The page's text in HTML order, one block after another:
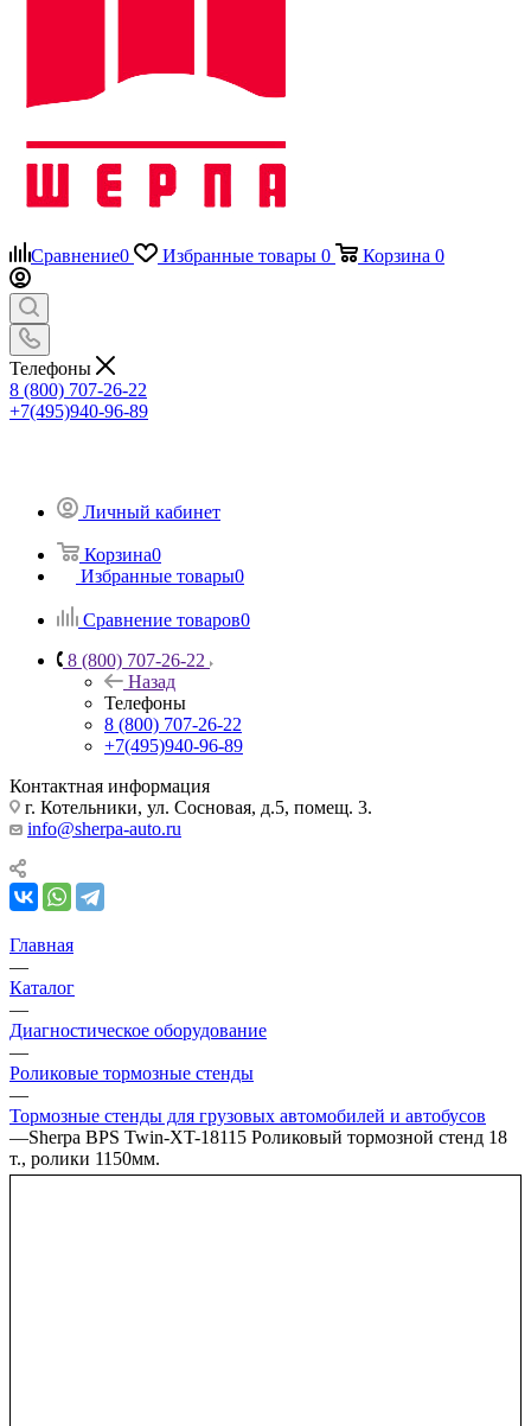
Сравнение0 Избранные товары 0 Корзина 0
Телефоны
8 (800) 707-26-22
+7(495)940-96-89
Личный кабинет
Корзина0
Избранные товары0
Сравнение товаров0
8 (800) 707-26-22
Назад
Телефоны
8 (800) 707-26-22
+7(495)940-96-89
Контактная информация
г. Котельники, ул. Сосновая, д.5, помещ. 3.
info@sherpa-auto.ru
Главная
—
Каталог
—
Диагностическое оборудование
—
Роликовые тормозные стенды
—
Тормозные стенды для грузовых автомобилей и автобусов
—Sherpa BPS Twin-XT-18115 Роликовый тормозной стенд 18
т., ролики 1150мм.